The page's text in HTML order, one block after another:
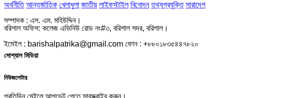
অর্থনীতি আন্তর্জাতিক খেলাধুলা জাতীয় লাইফস্টাইল বিনোদন তথ্যপ্রযুক্তি সারাদেশ
সম্পাদক : এস. এম. মহিউদ্দিন।
বরিশাল অফিস: কলেজ এভিনিউ রোড নং#৩, বরিশাল সদর, বরিশাল।
ইমেইল : barishalpatrika@gmail.com ফোন : +৮৮০১৮৩৫৪৪৭৮২০
সোশ্যাল মিডিয়া
নিউজলেটার
প্রতিদিন মেইলে আপডেট পেতে সাবস্ক্রাইব করুন।